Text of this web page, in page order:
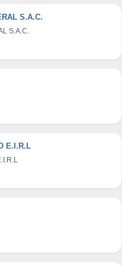
S.A.C.
S.A.C.
E.I.R.L